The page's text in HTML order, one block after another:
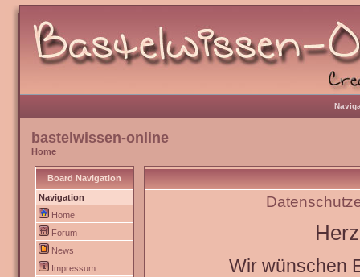
bastelwissen-online
Home
Board Navigation
Navigation
Home
Forum
News
Impressum
Wir wünschen